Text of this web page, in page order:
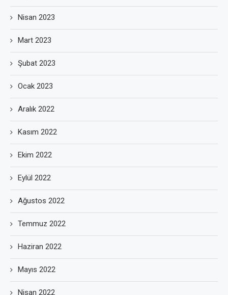
Nisan 2023
Mart 2023
Şubat 2023
Ocak 2023
Aralık 2022
Kasım 2022
Ekim 2022
Eylül 2022
Ağustos 2022
Temmuz 2022
Haziran 2022
Mayıs 2022
Nisan 2022